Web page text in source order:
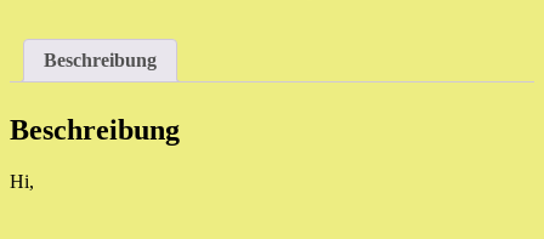
Beschreibung
Beschreibung
Hi,